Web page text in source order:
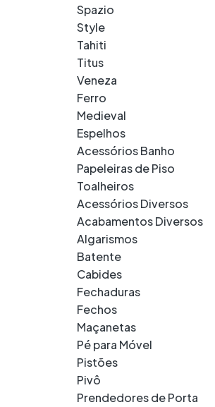
Spazio
Style
Tahiti
Titus
Veneza
Ferro
Medieval
Espelhos
Acessórios Banho
Papeleiras de Piso
Toalheiros
Acessórios Diversos
Acabamentos Diversos
Algarismos
Batente
Cabides
Fechaduras
Fechos
Maçanetas
Pé para Móvel
Pistões
Pivô
Prendedores de Porta